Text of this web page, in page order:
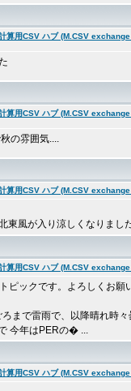
算用CSV ハブ (M.CSV
算用CSV ハブ (M.CSV
の雰囲気....
算用CSV ハブ (M.CSV
東風が入り涼しくなりまし
算用CSV ハブ (M.CSV
ピックです。よろしくお願
まで雷雨で、以降晴れ時
今年はPERの� ...
算用CSV ハブ (M.CSV